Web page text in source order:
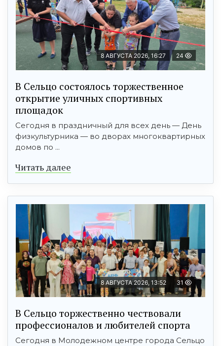
8 АВГУСТА 2026, 16:27 24
В Сельцо состоялось торжественное
открытие уличных спортивных
площадок
Сегодня в праздничный для всех день — День
физкультурника — во дворах многоквартирных
домов по ...
Читать далее
8 АВГУСТА 2026, 13:52 31
В Сельцо торжественно чествовали
профессионалов и любителей спорта
Сегодня в Молодежном центре города Сельцо